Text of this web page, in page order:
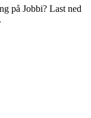
på Jobbi? Last ned